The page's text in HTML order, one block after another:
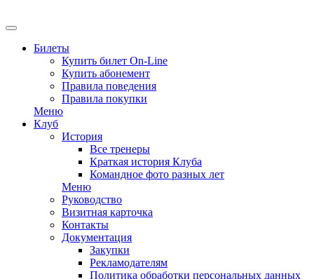
Билеты
Купить билет On-Line
Купить абонемент
Правила поведения
Правила покупки
Меню
Клуб
История
Все тренеры
Краткая история Клуба
Командное фото разных лет
Меню
Руководство
Визитная карточка
Контакты
Документация
Закупки
Рекламодателям
Политика обработки персональных данных